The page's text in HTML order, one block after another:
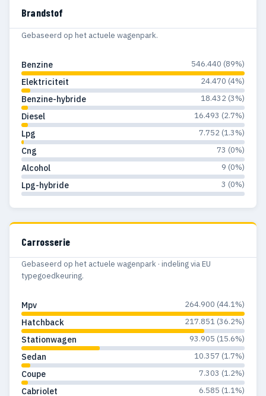
1981
1979 249
1978 1.300 208
1977 155
1976 667 107
1975 82
1974 518 76
1972
1971 754
1969 524 192
1968 278 74
1967 42
1966 101 44
Brandstof
Gebaseerd op het actuele wagenpark.
Benzine 546.440 (89%)
Elektriciteit 24.470 (4%)
Benzine-hybride 18.432 (3%)
Diesel 16.493 (2.7%)
Lpg 7.752 (1.3%)
Cng 73 (0%)
Alcohol 9 (0%)
Lpg-hybride 3 (0%)
Carrosserie
Gebaseerd op het actuele wagenpark · indeling via EU
typegoedkeuring.
Mpv 264.900 (44.1%)
Hatchback 217.851 (36.2%)
Stationwagen 93.905 (15.6%)
Sedan 10.357 (1.7%)
Coupe 7.303 (1.2%)
Cabriolet 6.585 (1.1%)